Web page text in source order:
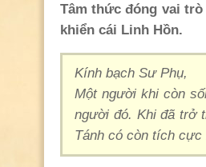
Tâm thức đóng vai
khiển cái Linh Hồn.
Kính bạch Sư Phụ,
Một người khi còn
người đó. Khi đã trở
Tánh có còn tích cực